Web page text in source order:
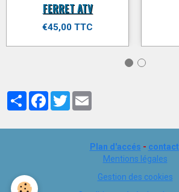
FERRET ATV
€45,00 TTC
PartagerFacebook
Twitter
Plan d'accés - contact
Mentions légales
Gestion des cookies